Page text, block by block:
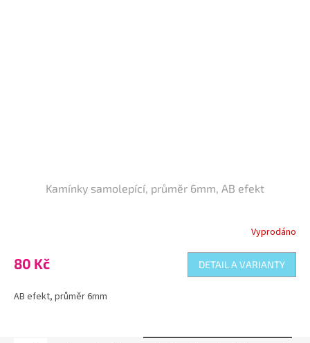
Kamínky samolepící, průměr 6mm, AB efekt
Vyprodáno
80 Kč DETAIL A VARIANTY
AB efekt, průměr 6mm